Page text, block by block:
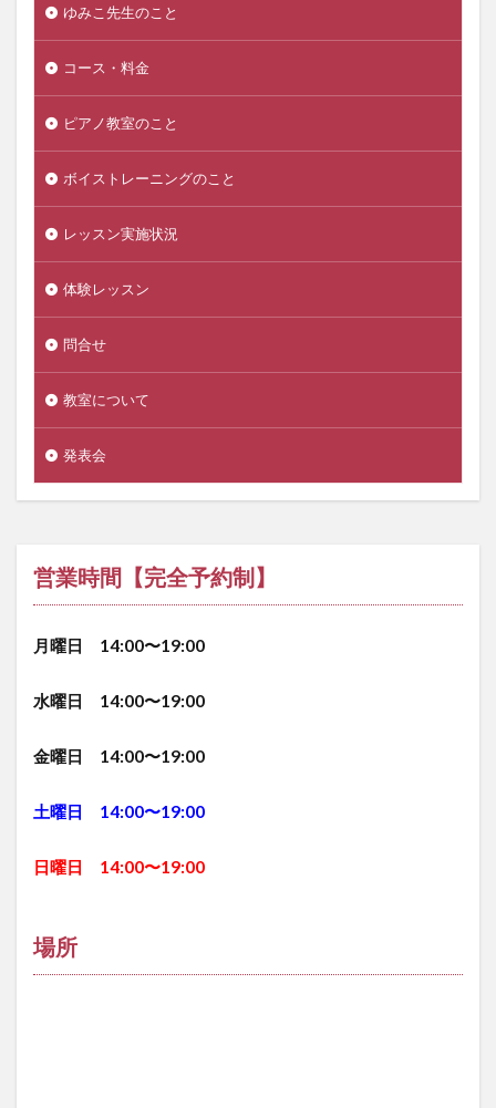
ゆみこ先生のこと
コース・料金
ピアノ教室のこと
ボイストレーニングのこと
レッスン実施状況
体験レッスン
問合せ
教室について
発表会
営業時間【完全予約制】
月曜日 14:00〜19:00
水曜日 14:00〜19:00
金曜日 14:00〜19:00
土曜日 14:00〜19:00
日曜日 14:00〜19:00
場所